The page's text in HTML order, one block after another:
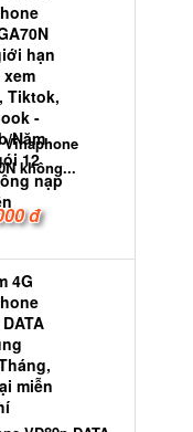
Vinaphone
không...
đ